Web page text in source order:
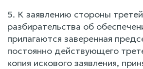
5. К заявлению стороны
разбирательства об
прилагаются заверенная
постоянно действующего
копия искового заявления,